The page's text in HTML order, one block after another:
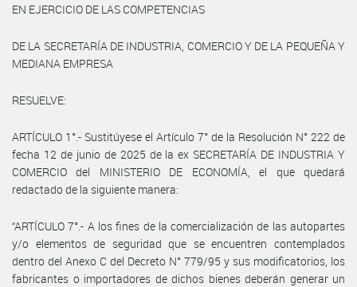
EN EJERCICIO DE LAS COMPETENCIAS
DE LA SECRETARÍA DE INDUSTRIA, COMERCIO Y DE LA PEQUEÑA Y
MEDIANA EMPRESA
RESUELVE:
ARTÍCULO 1°.- Sustitúyese el Artículo 7° de la Resolución N° 222 de
fecha 12 de junio de 2025 de la ex SECRETARÍA DE INDUSTRIA Y
COMERCIO del MINISTERIO DE ECONOMÍA, el que quedará
redactado de la siguiente manera:
“ARTÍCULO 7°.- A los fines de la comercialización de las autopartes
y/o elementos de seguridad que se encuentren contemplados
dentro del Anexo C del Decreto N° 779/95 y sus modificatorios, los
fabricantes o importadores de dichos bienes deberán generar un